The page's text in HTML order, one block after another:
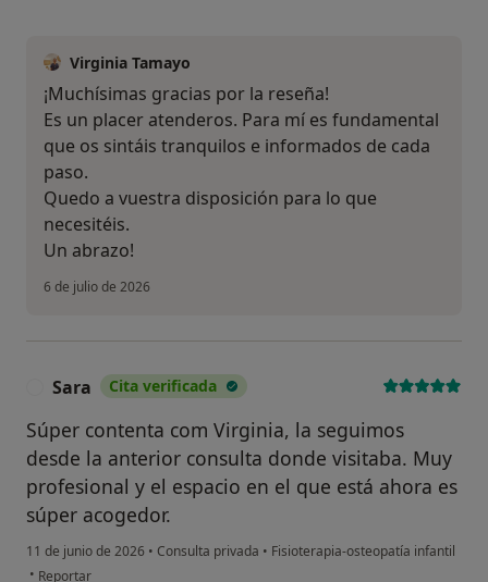
Virginia Tamayo
¡Muchísimas gracias por la reseña!
Es un placer atenderos. Para mí es fundamental
que os sintáis tranquilos e informados de cada
paso.
Quedo a vuestra disposición para lo que
necesitéis.
Un abrazo!
6 de julio de 2026
Sara Cita verificada
Súper contenta com Virginia, la seguimos
desde la anterior consulta donde visitaba. Muy
profesional y el espacio en el que está ahora es
súper acogedor.
11 de junio de 2026 • Consulta privada • Fisioterapia-osteopatía infantil
• en opinión del usuario Sara
Reportar